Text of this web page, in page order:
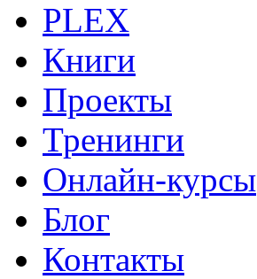
PLEX
Книги
Проекты
Тренинги
Онлайн-курсы
Блог
Контакты